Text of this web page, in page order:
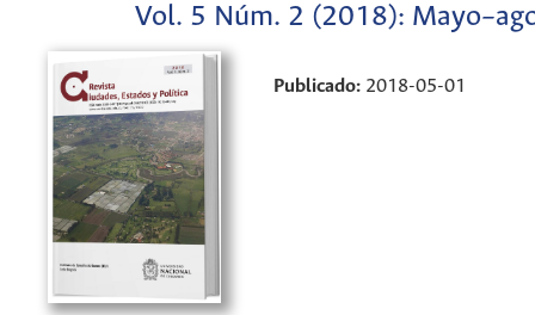
Vol. 5 Núm. 2 (2018):
Publicado: 2018-05-01